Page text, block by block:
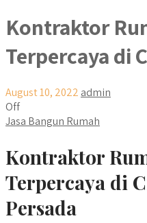
Kontraktor
Terpercaya di
August 10, 2022 admin
Off
Jasa Bangun Rumah
Kontraktor
Terpercaya di
Persada